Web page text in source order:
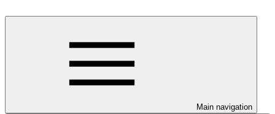
Main navigation